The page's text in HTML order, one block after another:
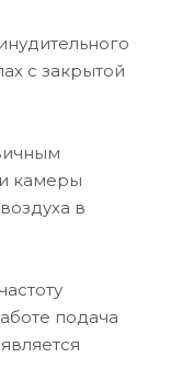
с закрытой
камеры
в
подача